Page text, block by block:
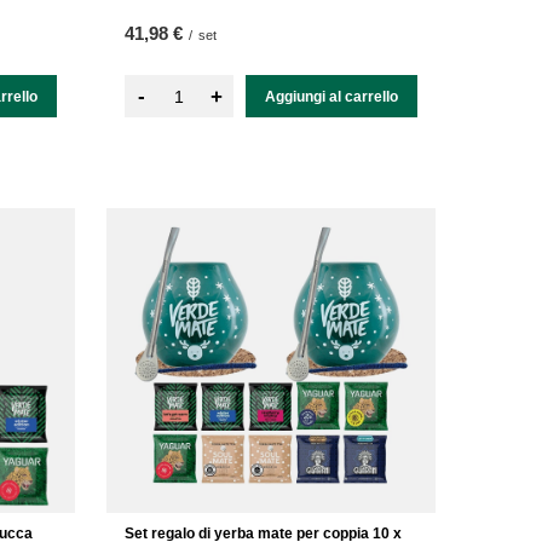
41,98 € / set
- + Aggiungi al carrello
Set regalo di yerba mate per coppia 10 x